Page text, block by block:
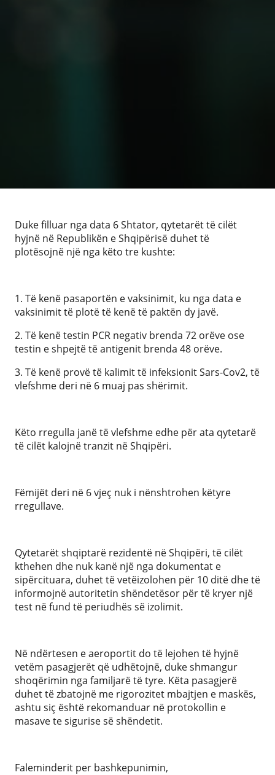
Duke filluar nga data 6 Shtator, qytetarët të cilët
hyjnë në Republikën e Shqipërisë duhet të
plotësojnë një nga këto tre kushte:
1. Të kenë pasaportën e vaksinimit, ku nga data e
vaksinimit të plotë të kenë të paktën dy javë.
2. Të kenë testin PCR negativ brenda 72 orëve ose
testin e shpejtë të antigenit brenda 48 orëve.
3. Të kenë provë të kalimit të infeksionit Sars-Cov2, të
vlefshme deri në 6 muaj pas shërimit.
Këto rregulla janë të vlefshme edhe për ata qytetarë
të cilët kalojnë tranzit në Shqipëri.
Fëmijët deri në 6 vjeç nuk i nënshtrohen këtyre
rregullave.
Qytetarët shqiptarë rezidentë në Shqipëri, të cilët
kthehen dhe nuk kanë një nga dokumentat e
sipërcituara, duhet të vetëizolohen për 10 ditë dhe të
informojnë autoritetin shëndetësor për të kryer një
test në fund të periudhës së izolimit.
Në ndërtesen e aeroportit do të lejohen të hyjnë
vetëm pasagjerët që udhëtojnë, duke shmangur
shoqërimin nga familjarë të tyre. Këta pasagjerë
duhet të zbatojnë me rigorozitet mbajtjen e maskës,
ashtu siç është rekomanduar në protokollin e
masave te sigurise së shëndetit.
Faleminderit per bashkepunimin,